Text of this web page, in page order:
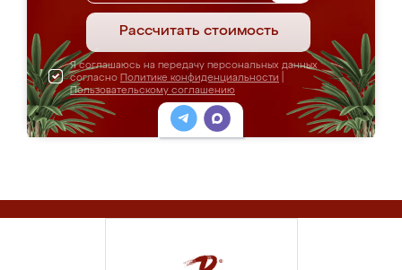
Рассчитать стоимость
Я соглашаюсь на передачу персональных данных
согласно Политике конфиденциальности
Пользовательскому соглашению